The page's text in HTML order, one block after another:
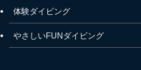
体験ダイビング
やさしいFUNダイビング